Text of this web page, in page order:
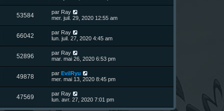
e
s
s
a
g
e
s
r
m
e
s
s
a
g
e
u
s
i
e
r
m
e
s
s
a
g
e
53584V
u
s
D
e
i
e
r
m
e
s
s
a
g
e
par Ray
mer. juil. 29, 2020 12:55 am
66042V
u
s
D
e
i
e
r
m
e
s
s
a
g
e
par Ray
lun. juil. 27, 2020 4:45 am
52896V
u
s
D
e
i
e
r
m
e
s
par Ray
mar. mai 26, 2020 6:53 pm
49878V
u
D
e
i
e
r
par EvilRyu
mer. mai 13, 2020 8:45 pm
47569V
u
D
e
par Ray
lun. avr. 27, 2020 7:01 pm